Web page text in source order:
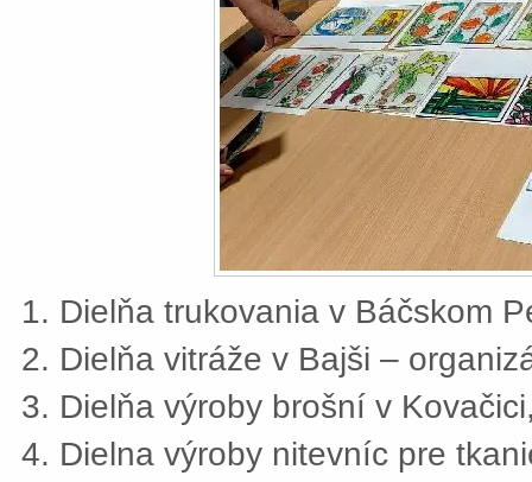
Dielňa trukovania v Báčskom
Dielňa vitráže v Bajši –
Dielňa výroby brošní v
Dielna výroby nitevníc pre